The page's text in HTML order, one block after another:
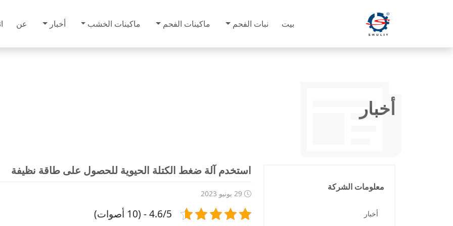
بيت نبات الفحم ماكينات الفحم ماكينات الخشب أخبار عن
أخبار
معلومات الشركة
أخبار
استخدم آلة ضغط الكتلة الحيوية للحصول على طاقة نظيفة
4.6/5 - (10 أصوات)